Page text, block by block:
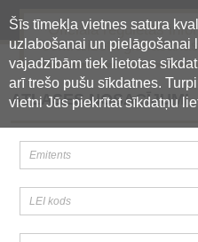
Šīs tīmekļa vietnes satura
uzlabošanai un pielāgošanai
vajadzībām tiek lietotas
arī trešo pušu sīkdatnes.
vietni Jūs piekrītat sīkdatņu
Oficiālā regulētās
centralizētā glabāšanas
ATLASES NOSACĪJUMI